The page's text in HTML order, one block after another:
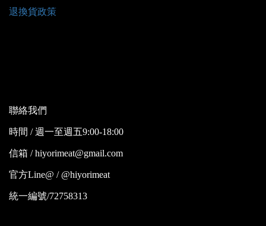
退換貨政策
聯絡我們
時間 / 週一至週五9:00-18:00
信箱 / hiyorimeat@gmail.com
官方Line@ / @hiyorimeat
統一編號/72758313